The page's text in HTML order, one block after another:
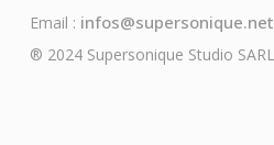
Email : infos@supersonique.net
® 2024 Supersonique Studio SARL